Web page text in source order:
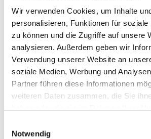
Wir verwenden Cookies, um Inhalte
personalisieren, Funktionen für soziale
zu können und die Zugriffe auf unsere
analysieren. Außerdem geben wir
Verwendung unserer Website an
soziale Medien, Werbung und
Partner führen diese Informationen
weiteren Daten zusammen, die Sie
Notwendig
Dies könnte Sie